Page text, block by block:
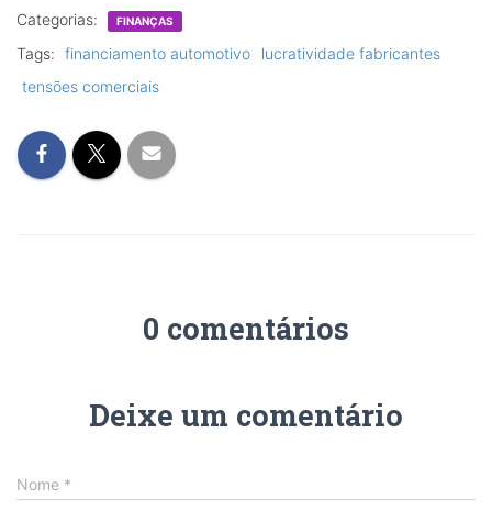
Categorias: FINANÇAS
Tags: financiamento automotivo
lucratividade fabricantes
tensões comerciais
0 comentários
Deixe um comentário
Nome *